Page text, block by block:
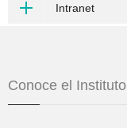
Intranet
Conoce el Instituto